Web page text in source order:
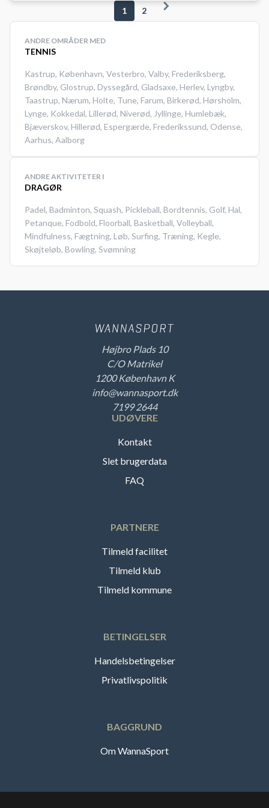
som er opsat ved indgangen til
banerne 5 – 6. Med nøglen har du
booket. #Tennis-nordsjælland
#Tennis-Trørød #Tennis-Vedbæk
1 2
ANDRE OMRÅDER MED
TENNIS
Kastrup, København, Vesterbro, Valby, Frederiksberg,
Brøndby, Glostrup, Dyssegård, Gladsaxe, Herlev, Lyngby,
Taastrup, Nærum, Holte, Tune, Farum, Birkerød, Hørsholm,
Lynge, Kokkedal, Lillerød, Niverød, Jyllinge, Humlebæk,
Bjæverskov, Hillerød, Espergærde, Frederikssund, Odense,
Aarhus, Aalborg
ANDRE AKTIVITETER I
DRAGØR
Padel, Badminton, Squash, Pickleball, Bordtennis, Golf, Hal,
Petanque, Fodbold, Floorball, Basketball, Volleyball,
Mindfulness, Fægtning, Løb, Surfing, Træning, Kegle,
Skøjteløb, Bowling, Svømning
Højbro Plads 10
C/O Matrikel
1200 København K
info@wannasport.dk
7199 2644
UDØVERE
Kontakt
Slet brugerdata
FAQ
PARTNERE
Tilmeld facilitet
Tilmeld klub
Tilmeld kommune
BETINGELSER
Handelsbetingelser
Privatlivspolitik
BAGGRUND
Om WannaSport